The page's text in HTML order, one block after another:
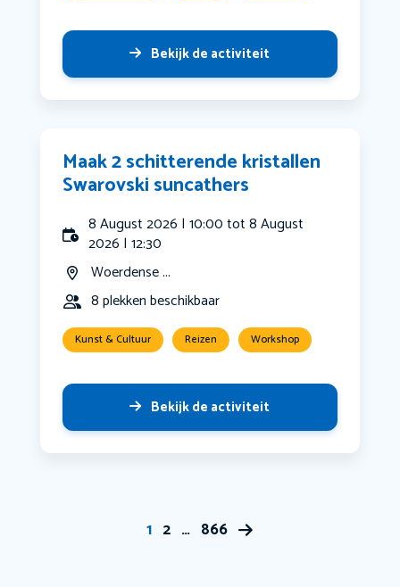
Bekijk de activiteit
Maak 2 schitterende kristallen
Swarovski suncathers
8 August 2026 | 10:00 tot 8 August
2026 | 12:30
Woerdense ...
8 plekken beschikbaar
Kunst & Cultuur Reizen Workshop
Bekijk de activiteit
1 2 … 866